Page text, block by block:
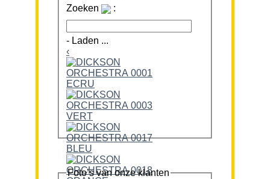
Zoeken
:
- Laden ...
‹
Foto’s van onze klanten